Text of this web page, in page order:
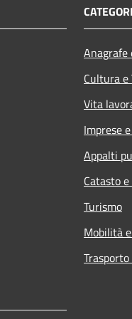
Cultura e
Vita
Imprese
Appalti
Catasto
Turismo
Mobilità